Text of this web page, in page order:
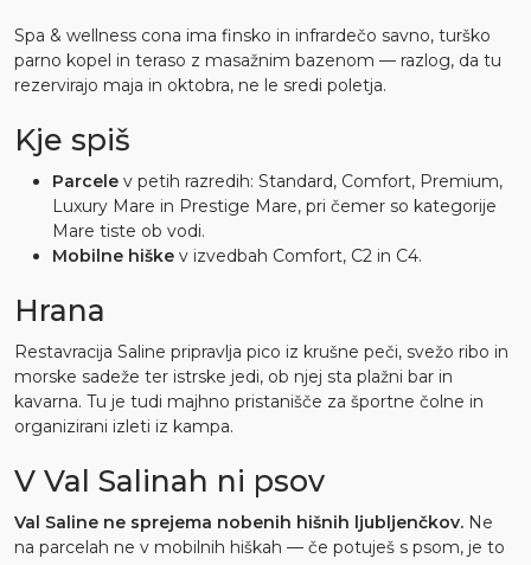
Spa & wellness cona ima finsko in infrardečo savno, turško
parno kopel in teraso z masažnim bazenom — razlog, da tu
rezervirajo maja in oktobra, ne le sredi poletja.
Kje spiš
Parcele v petih razredih: Standard, Comfort, Premium,
Luxury Mare in Prestige Mare, pri čemer so kategorije
Mare tiste ob vodi.
Mobilne hiške v izvedbah Comfort, C2 in C4.
Hrana
Restavracija Saline pripravlja pico iz krušne peči, svežo ribo in
morske sadeže ter istrske jedi, ob njej sta plažni bar in
kavarna. Tu je tudi majhno pristanišče za športne čolne in
organizirani izleti iz kampa.
V Val Salinah ni psov
Val Saline ne sprejema nobenih hišnih ljubljenčkov. Ne
na parcelah ne v mobilnih hiškah — če potuješ s psom, je to